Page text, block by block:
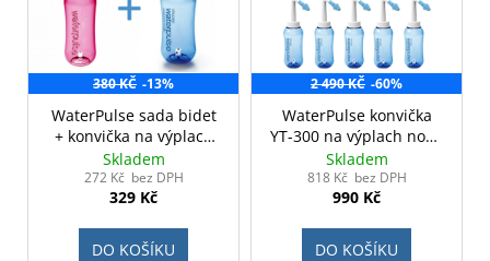
380 KČ -13%
WaterPulse sada bidet
+ konvička na výplach
nosu
Skladem
272 Kč bez DPH
329 Kč
DO KOŠÍKU
2 490 KČ -60%
WaterPulse konvička
YT-300 na výplach nosu
10ks velkoobchodní
odběr
Skladem
818 Kč bez DPH
990 Kč
DO KOŠÍKU